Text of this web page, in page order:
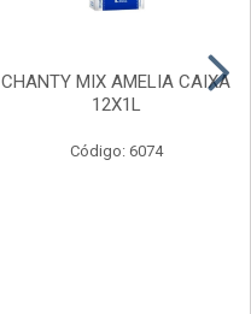
CHANTY MIX AMELIA CAIXA
12X1L
Código: 6074